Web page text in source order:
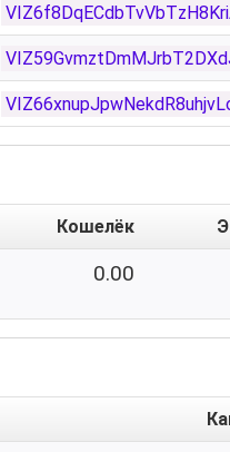
Кошелёк
0.00